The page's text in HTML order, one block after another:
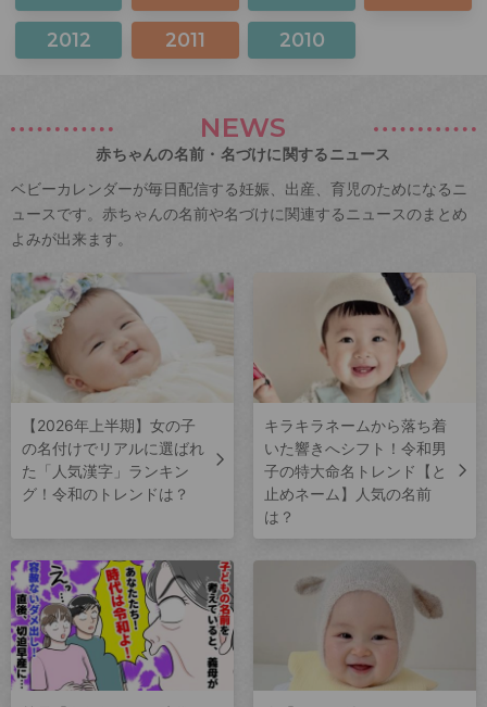
2012 2011 2010
NEWS
赤ちゃんの名前・名づけに関するニュース
ベビーカレンダーが毎日配信する妊娠、出産、育児のためになるニ
ュースです。赤ちゃんの名前や名づけに関連するニュースのまとめ
よみが出来ます。
【2026年上半期】女の子
の名付けでリアルに選ばれ
た「人気漢字」ランキン
グ！令和のトレンドは？
キラキラネームから落ち着
いた響きへシフト！令和男
子の特大命名トレンド【と
止めネーム】人気の名前
は？